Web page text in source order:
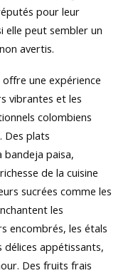
pour leur
elle peut sembler un
avertis.
une expérience
vibrantes et les
colombiens
Des plats
bandeja paisa,
de la cuisine
sucrées comme les
les
encombrés, les étals
appétissants,
Des fruits frais